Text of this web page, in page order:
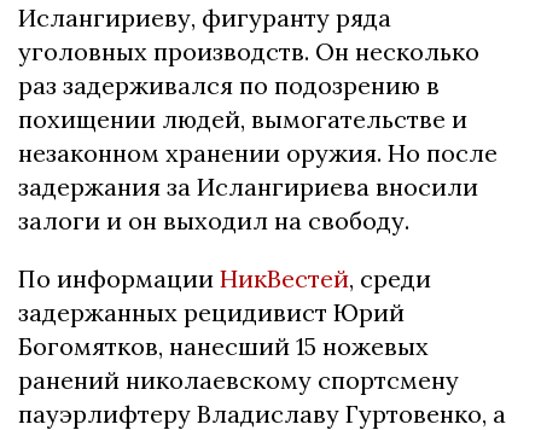
Ислангириеву, фигуранту ряда
уголовных производств. Он несколько
раз задерживался по подозрению в
похищении людей, вымогательстве и
незаконном хранении оружия. Но после
задержания за Ислангириева вносили
залоги и он выходил на свободу.
По информации НикВестей, среди
задержанных рецидивист Юрий
Богомятков, нанесший 15 ножевых
ранений николаевскому спортсмену
пауэрлифтеру Владиславу Гуртовенко, а